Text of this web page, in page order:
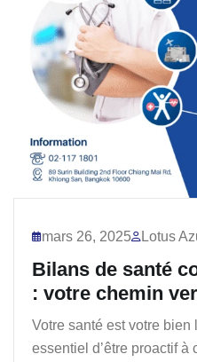
mars 26, 2025 Lotus
Bilans de santé
: votre chemin
Votre santé est votre
essentiel d’être proactif à